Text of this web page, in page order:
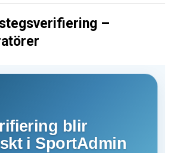
–
blir
i SportAdmin